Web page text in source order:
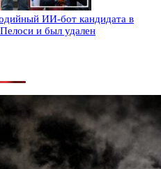
ИИ-бот кандидата в
и был удален